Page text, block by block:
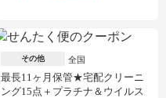
その他 全国
最長11ヶ月保管★宅配クリーニ
ング15点＋プラチナ＆ウイルス